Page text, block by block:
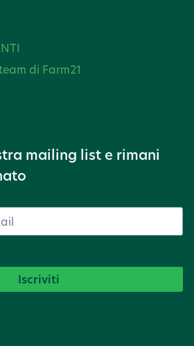
di Farm21
mailing list e rimani
Iscriviti